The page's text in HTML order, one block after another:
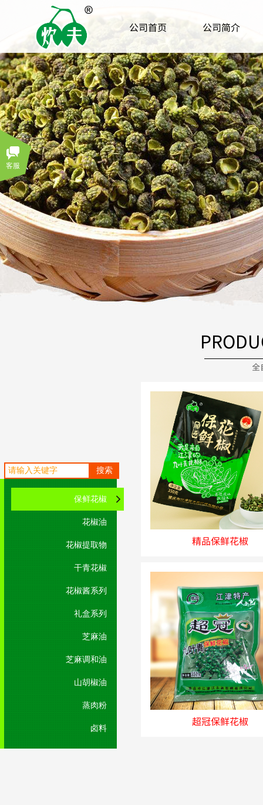
精品保鲜花椒
超冠保鲜花椒
保鲜花椒
花椒油
花椒提取物
干青花椒
花椒酱系列
礼盒系列
芝麻油
芝麻调和油
山胡椒油
蒸肉粉
卤料
搜索
全
公司首页 公司简介
客服